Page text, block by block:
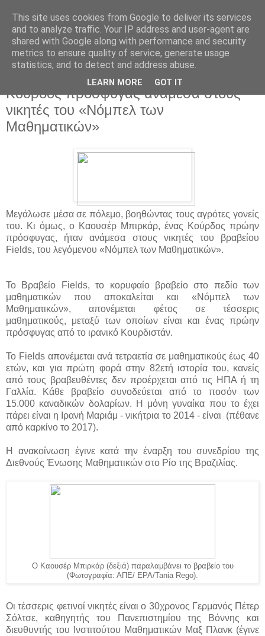
Κούρδος πρόσφυγας ανάμεσα στους
νικητές του «Νόμπελ των
Μαθηματικών»
Μεγάλωσε μέσα σε πόλεμο, βοηθώντας τους αγρότες γονείς
του. Κι όμως, ο Καουσέρ Μπιρκάρ, ένας Κούρδος πρώην
πρόσφυγας, ήταν ανάμεσα στους νικητές του βραβείου
Fields, του λεγόμενου «Νόμπελ των Μαθηματικών».
Το Βραβείο Fields, το κορυφαίο βραβείο στο πεδίο των
μαθηματικών που αποκαλείται και «Νόμπελ των
Μαθηματικών», απονέμεται φέτος σε τέσσερις
μαθηματικούς, μεταξύ των οποίων είναι και ένας πρώην
πρόσφυγας από το ιρανικό Κουρδιστάν.
Το Fields απονέμεται ανά τετραετία σε μαθηματικούς έως 40
ετών, και για πρώτη φορά στην 82ετή ιστορία του, κανείς
από τους βραβευθέντες δεν προέρχεται από τις ΗΠΑ ή τη
Γαλλία. Κάθε βραβείο συνοδεύεται από το ποσόν των
15.000 καναδικών δολαρίων. Η μόνη γυναίκα που το έχει
πάρει είναι η Ιρανή Μαριάμ - νικήτρια το 2014 - είναι (πέθανε
από καρκίνο το 2017).
Η ανακοίνωση έγινε κατά την έναρξη του συνεδρίου της
Διεθνούς Ένωσης Μαθηματικών στο Ρίο της Βραζιλίας.
Ο Καουσέρ Μπιρκάρ (δεξιά) παραλαμβάνει το βραβείο του
(Φωτογραφία: ΑΠΕ/ EPA/Tania Rego).
Οι τέσσερις φετινοί νικητές είναι ο 30χρονος Γερμανός Πέτερ
Σόλτσε, καθηγητής του Πανεπιστημίου της Βόννης και
διευθυντής του Ινστιτούτου Μαθηματικών Μαξ Πλανκ (έγινε
This site uses cookies from Google to deliver its services
and to analyze traffic. Your IP address and user-agent are
shared with Google along with performance and security
metrics to ensure quality of service, generate usage
statistics, and to detect and address abuse.
LEARN MORE GOT IT